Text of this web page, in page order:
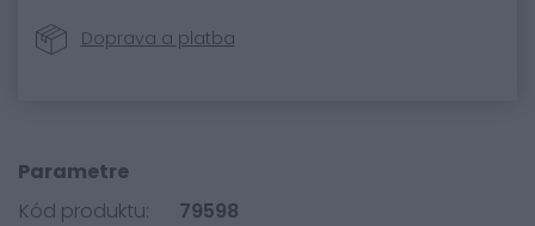
Doprava a platba
Parametre
Kód produktu:
79598